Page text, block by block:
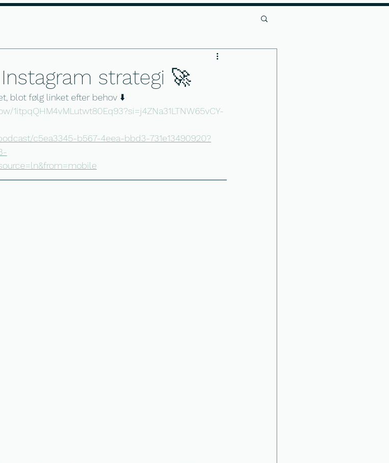
strategi 🚀
blot følg linket efter behov ⬇️
1itpqQHM4vMLutwt80Eq93?si=j4ZNa31LTNW65vCY-
c5ea3345-b567-4eea-bbd3-731e13490920?